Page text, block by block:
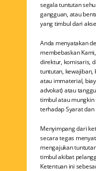
segala tuntutan
gangguan, atau
yang timbul dari
Anda menyatakan
membebaskan
direktur, komisaris,
tuntutan, kewajiban,
atau immaterial,
advokat) atau
timbul atau
terhadap Syarat dan
Menyimpang dari
secara tegas
mengajukan
timbul akibat
Ketentuan ini